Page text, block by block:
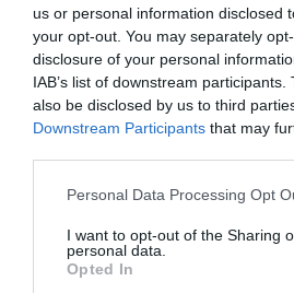
us or personal information disclosed
your opt-out. You may separately
disclosure of your personal
IAB’s list of downstream
also be disclosed by us to third
Downstream Participants that may
Please note that this website/app
not limited to your visit or usage
grant or deny consent to Google and
use your data for below specified
Personal Data Processing Opt
I want to opt-out of the Sharing
personal data.
Opted In
Ενισχύει την αντοχή των φυτών σας και
ανθοφορία. Η μοναδική του σύνθεση από
όπως ο φλοιός κακαόδεντρου,
υποπροϊόντα τους, προσφέρει στα φυτά
Η Ακτιβοζίνη για ανθοφόρα και
οργανικό λίπασμα κατάλληλο για όλα τα
καλλωπιστικούς θάμνους και δέντρα. Η
της βεράντας σας πλούσια ανθοφορία,
την δομή του εδάφους και ενεργοποιεί
μικροοργανισμούς που
ο κήπος και η βεράντα σας να σφίζουν από